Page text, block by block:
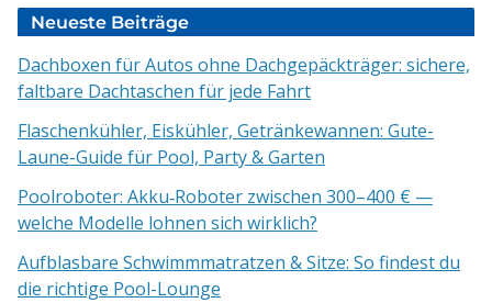
Neueste Beiträge
Dachboxen für Autos ohne Dachgepäckträger: sichere,
faltbare Dachtaschen für jede Fahrt
Flaschenkühler, Eiskühler, Getränkewannen: Gute-
Laune-Guide für Pool, Party & Garten
Poolroboter: Akku‑Roboter zwischen 300–400 € —
welche Modelle lohnen sich wirklich?
Aufblasbare Schwimmmatratzen & Sitze: So findest du
die richtige Pool-Lounge